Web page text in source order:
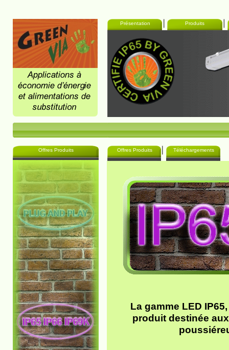
Présentation Produits
Offres Produits Téléchargements
Offres Produits
La gamme LED
produit destinée